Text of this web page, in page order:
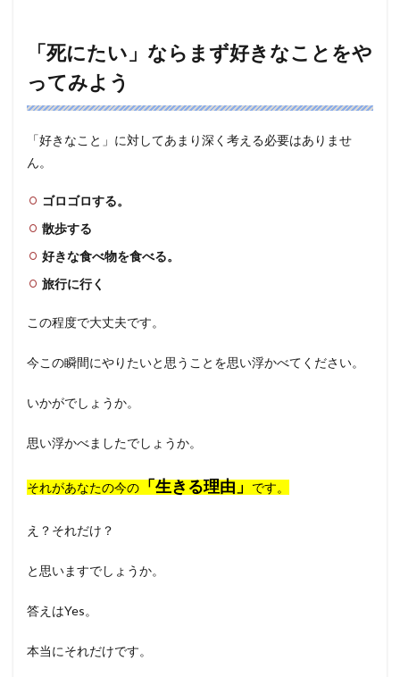
「死にたい」ならまず好きなことをや
ってみよう
「好きなこと」に対してあまり深く考える必要はありませ
ん。
ゴロゴロする。
散歩する
好きな食べ物を食べる。
旅行に行く
この程度で大丈夫です。
今この瞬間にやりたいと思うことを思い浮かべてください。
いかがでしょうか。
思い浮かべましたでしょうか。
それがあなたの今の「生きる理由」です。
え？それだけ？
と思いますでしょうか。
答えはYes。
本当にそれだけです。